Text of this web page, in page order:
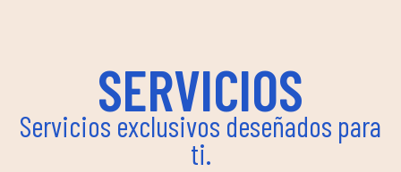
SERVICIOS
Servicios exclusivos deseñados para
ti.